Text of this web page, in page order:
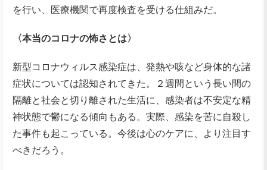
を行い、医療機関で再度検査を受ける仕組みだ。
〈本当のコロナの怖さとは〉
新型コロナウィルス感染症は、発熱や咳など身体的な諸
症状については認知されてきた。２週間という長い間の
隔離と社会と切り離された生活に、感染者は不安定な精
神状態で鬱になる傾向もある。実際、感染を苦に自殺し
た事件も起こっている。今後は心のケアに、より注目す
べきだろう。